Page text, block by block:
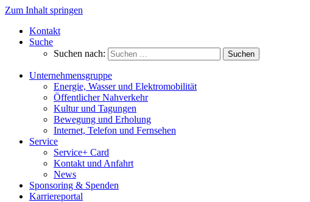
Zum Inhalt springen
Kontakt
Suche
Suchen nach:
Unternehmensgruppe
Energie, Wasser und Elektromobilität
Öffentlicher Nahverkehr
Kultur und Tagungen
Bewegung und Erholung
Internet, Telefon und Fernsehen
Service
Service+ Card
Kontakt und Anfahrt
News
Sponsoring & Spenden
Karriereportal